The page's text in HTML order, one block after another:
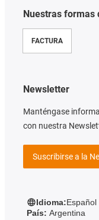
Nuestras formas
FACTURA
Newsletter
Manténgase
con nuestra
Suscribirse a la
Idioma:Español
País: Argentina